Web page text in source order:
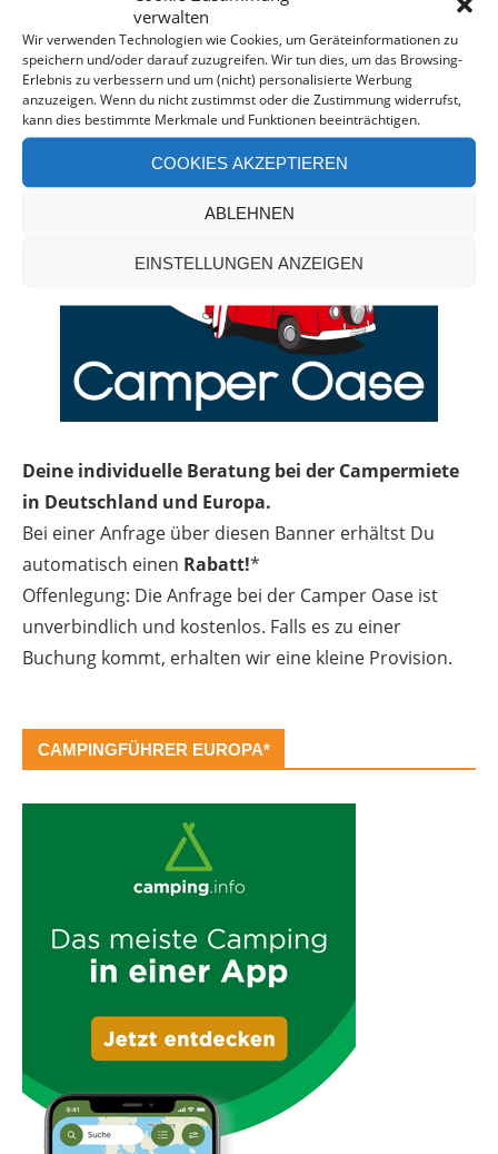
verwalten
Wir verwenden Technologien wie Cookies, um Geräteinformationen zu
speichern und/oder darauf zuzugreifen. Wir tun dies, um das Browsing-
Erlebnis zu verbessern und um (nicht) personalisierte Werbung
anzuzeigen. Wenn du nicht zustimmst oder die Zustimmung widerrufst,
kann dies bestimmte Merkmale und Funktionen beeinträchtigen.
COOKIES AKZEPTIEREN
ABLEHNEN
EINSTELLUNGEN ANZEIGEN
Deine individuelle Beratung bei der Campermiete
in Deutschland und Europa.
Bei einer Anfrage über diesen Banner erhältst Du
automatisch einen Rabatt!*
Offenlegung: Die Anfrage bei der Camper Oase ist
unverbindlich und kostenlos. Falls es zu einer
Buchung kommt, erhalten wir eine kleine Provision.
CAMPINGFÜHRER EUROPA*